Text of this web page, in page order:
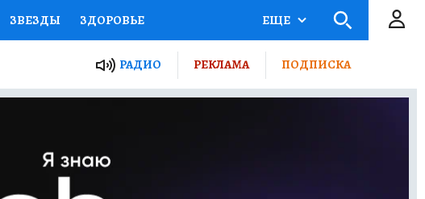
ЗВЕЗДЫ ЗДОРОВЬЕ
ПРОЕКТЫ РОССИИ
СЕКРЕТЫ ПУТЕВОДИТЕЛЬ
ГИД ПОТРЕБИТЕЛЯ
ЕЩЕ
РАДИО РЕКЛАМА ПОДПИСКА